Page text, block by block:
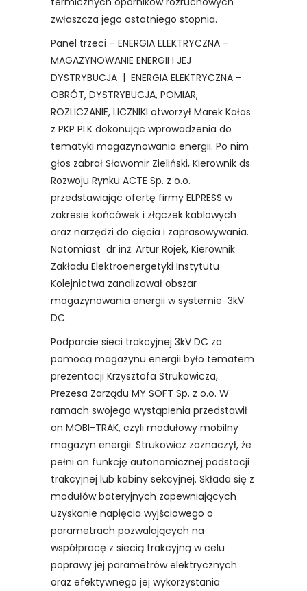
zwłaszcza jego ostatniego stopnia.
Panel trzeci – ENERGIA ELEKTRYCZNA –
MAGAZYNOWANIE ENERGII I JEJ
DYSTRYBUCJA | ENERGIA ELEKTRYCZNA –
OBRÓT, DYSTRYBUCJA, POMIAR,
ROZLICZANIE, LICZNIKI otworzył Marek Kałas
z PKP PLK dokonując wprowadzenia do
tematyki magazynowania energii. Po nim
głos zabrał Sławomir Zieliński, Kierownik ds.
Rozwoju Rynku ACTE Sp. z o.o.
przedstawiając ofertę firmy ELPRESS w
zakresie końcówek i złączek kablowych
oraz narzędzi do cięcia i zaprasowywania.
Natomiast dr inż. Artur Rojek, Kierownik
Zakładu Elektroenergetyki Instytutu
Kolejnictwa zanalizował obszar
magazynowania energii w systemie 3kV
DC.
Podparcie sieci trakcyjnej 3kV DC za
pomocą magazynu energii było tematem
prezentacji Krzysztofa Strukowicza,
Prezesa Zarządu MY SOFT Sp. z o.o. W
ramach swojego wystąpienia przedstawił
on MOBI-TRAK, czyli modułowy mobilny
magazyn energii. Strukowicz zaznaczył, że
pełni on funkcję autonomicznej podstacji
trakcyjnej lub kabiny sekcyjnej. Składa się z
modułów bateryjnych zapewniających
uzyskanie napięcia wyjściowego o
parametrach pozwalających na
współpracę z siecią trakcyjną w celu
poprawy jej parametrów elektrycznych
oraz efektywnego jej wykorzystania